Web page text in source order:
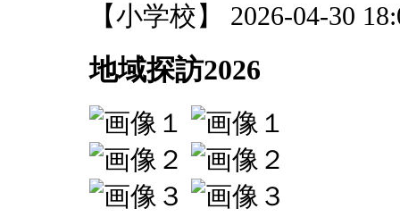
【小学校】 2026-04-30
地域探訪2026